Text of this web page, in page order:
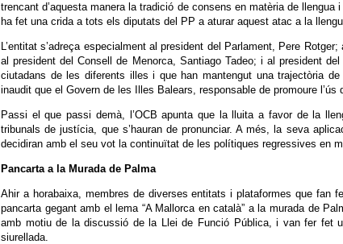
trencant d’aquesta manera la tradició de consens en matèria de
ha fet una crida a tots els diputats del PP a aturar aquest atac a la
L’entitat s’adreça especialment al president del Parlament, Pere
al president del Consell de Menorca, Santiago Tadeo; i al president
ciutadans de les diferents illes i que han mantengut una trajectòria
inaudit que el Govern de les Illes Balears, responsable de promoure
Passi el que passi demà, l’OCB apunta que la lluita a favor de la
tribunals de justícia, que s’hauran de pronunciar. A més, la seva
decidiran amb el seu vot la continuïtat de les polítiques regressives en
Pancarta a la Murada de Palma
Ahir a horabaixa, membres de diverses entitats i plataformes que fan
pancarta gegant amb el lema “A Mallorca en català” a la murada de
amb motiu de la discussió de la Llei de Funció Pública, i van fer fet
siurellada.